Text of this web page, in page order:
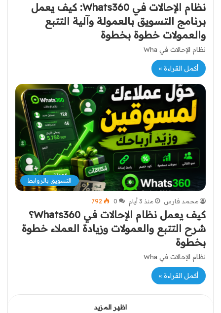
نظام الإحالات في Whats360: كيف يعمل
برنامج التسويق بالعمولة وآلية التتبع
والعمولات خطوة بخطوة
نظام الإحالات في Wha
أكمل القراءة »
التسويق بالروابط
محمد فارس منذ 3 أيام 0
792
كيف يعمل نظام الإحالات في Whats360؟
شرح التتبع والعمولات وزيادة العملاء خطوة
بخطوة
نظام الإحالات في Wha
أكمل القراءة »
اظهر المزيد